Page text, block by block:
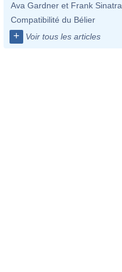
Ava Gardner et Frank Sinatra
Compatibilité du Bélier
+ Voir tous les articles